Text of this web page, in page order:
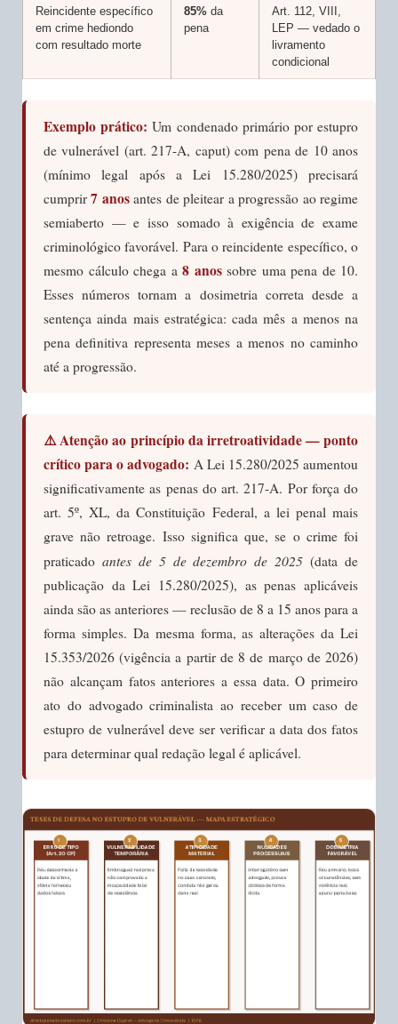
Reincidente específico
em crime hediondo
com resultado morte
85% da
pena
Art. 112, VIII,
LEP — vedado o
livramento
condicional
Exemplo prático: Um condenado primário por estupro
de vulnerável (art. 217-A, caput) com pena de 10 anos
(mínimo legal após a Lei 15.280/2025) precisará
cumprir7 anosantes de pleitear a progressão ao regime
semiaberto — e isso somado à exigência de exame
criminológico favorável. Para o reincidente específico, o
mesmo cálculo chega a 8 anossobre uma pena de 10.
Esses números tornam a dosimetria correta desde a
sentença ainda mais estratégica: cada mês a menos na
pena definitiva representa meses a menos no caminho
até a progressão.
⚠️ Atenção ao princípio da irretroatividade — ponto
crítico para o advogado: A Lei 15.280/2025 aumentou
significativamente as penas do art. 217-A. Por força do
art. 5º, XL, da Constituição Federal, a lei penal mais
grave não retroage. Isso significa que, se o crime foi
praticado antes de 5 de dezembro de 2025 (data de
publicação da Lei 15.280/2025), as penas aplicáveis
ainda são as anteriores — reclusão de 8 a 15 anos para a
forma simples. Da mesma forma, as alterações da Lei
15.353/2026 (vigência a partir de 8 de março de 2026)
não alcançam fatos anteriores a essa data. O primeiro
ato do advogado criminalista ao receber um caso de
estupro de vulnerável deve ser verificar a data dos fatos
para determinar qual redação legal é aplicável.